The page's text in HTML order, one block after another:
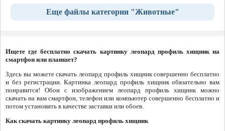
Еще файлы категории "Животные"
Ищете где бесплатно скачать картинку леопард профиль хищник на
смартфон или планшет?
Здесь вы можете скачать леопард профиль хищник совершенно бесплатно
и без регистрации. Картинка леопард профиль хищник обязательно вам
понравится! Обои с изображением леопард профиль хищник можно
скачать на вам смартфон, телефон или компьютер совершенно бесплатно и
потом установить в качестве заставки или обоев.
Как скачать картинку леопард профиль хищник